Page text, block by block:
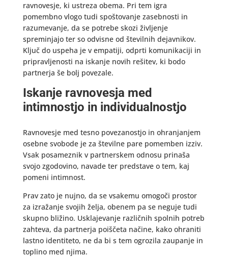
ravnovesje, ki ustreza obema. Pri tem igra
pomembno vlogo tudi spoštovanje zasebnosti in
razumevanje, da se potrebe skozi življenje
spreminjajo ter so odvisne od številnih dejavnikov.
Ključ do uspeha je v empatiji, odprti komunikaciji in
pripravljenosti na iskanje novih rešitev, ki bodo
partnerja še bolj povezale.
Iskanje ravnovesja med
intimnostjo in individualnostjo
Ravnovesje med tesno povezanostjo in ohranjanjem
osebne svobode je za številne pare pomemben izziv.
Vsak posameznik v partnerskem odnosu prinaša
svojo zgodovino, navade ter predstave o tem, kaj
pomeni intimnost.
Prav zato je nujno, da se vsakemu omogoči prostor
za izražanje svojih želja, obenem pa se neguje tudi
skupno bližino. Usklajevanje različnih spolnih potreb
zahteva, da partnerja poiščeta načine, kako ohraniti
lastno identiteto, ne da bi s tem ogrozila zaupanje in
toplino med njima.